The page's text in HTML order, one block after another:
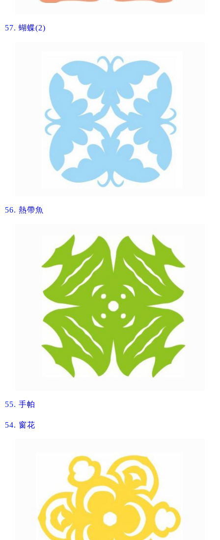
57. 蝴蝶(2)​
56. 熱帶魚​
55. ​手帕
54. 窗花​